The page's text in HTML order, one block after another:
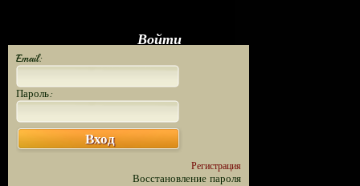
Войти
Email:
Пароль:
Вход
Регистрация
Восстановление пароля